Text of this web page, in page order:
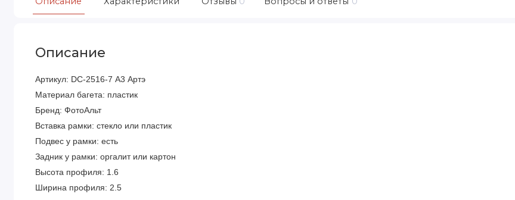
Описание
Артикул: DC-2516-7 А3 Артэ
Материал багета: пластик
Бренд: ФотоАльт
Вставка рамки: стекло или пластик
Подвес у рамки: есть
Задник у рамки: оргалит или картон
Высота профиля: 1.6
Ширина профиля: 2.5